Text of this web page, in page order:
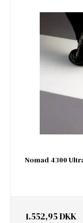
Nomad 4300
1.552,95 DKK